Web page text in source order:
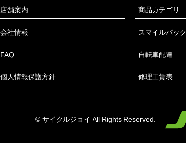
店舗案内 商品カテゴリ
会社情報 スマイルパック
FAQ 自転車配達
個人情報保護方針 修理工賃表
© サイクルジョイ All Rights Reserved.